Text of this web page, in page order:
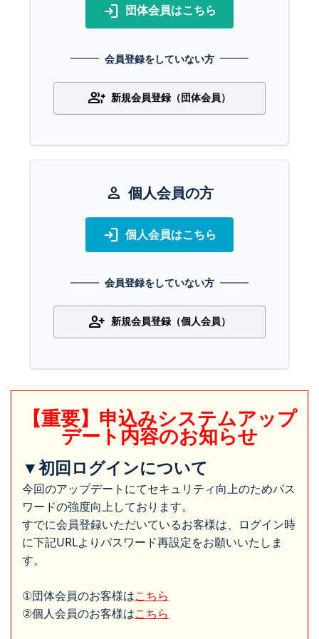
login 団体会員はこちら
会員登録をしていない方
group_add 新規会員登録（団体会員）
person 個人会員の方
login 個人会員はこちら
会員登録をしていない方
person_add 新規会員登録（個人会員）
【重要】申込みシステムアップ
デート内容のお知らせ
▼初回ログインについて
今回のアップデートにてセキュリティ向上のためパス
ワードの強度向上しております。
すでに会員登録いただいているお客様は、ログイン時
に下記URLよりパスワード再設定をお願いいたしま
す。
①団体会員のお客様はこちら
②個人会員のお客様はこちら